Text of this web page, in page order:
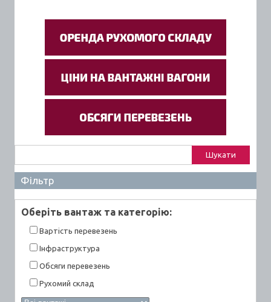
Фільтр
Оберiть вантаж та категорiю:
Вартiсть перевезень
Інфраструктура
Обсяги перевезень
Рухомий склад